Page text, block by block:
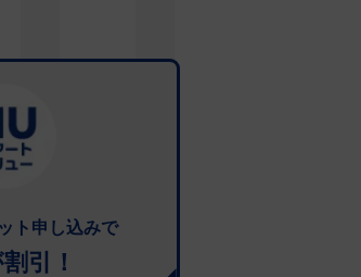
ト申し込みで
引！